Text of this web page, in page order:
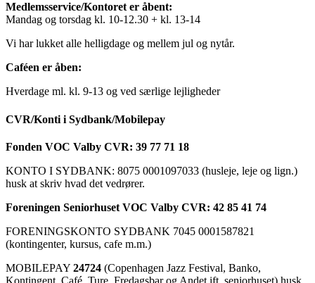
Medlemsservice/Kontoret er åbent:
Mandag og torsdag kl. 10-12.30 + kl. 13-14
Vi har lukket alle helligdage og mellem jul og nytår.
Caféen er åben:
Hverdage ml. kl. 9-13 og ved særlige lejligheder
CVR/Konti i Sydbank/Mobilepay
Fonden VOC Valby CVR: 39 77 71 18
KONTO I SYDBANK: 8075 0001097033 (husleje, leje og lign.)
husk at skriv hvad det vedrører.
Foreningen Seniorhuset VOC Valby CVR: 42 85 41 74
FORENINGSKONTO SYDBANK 7045 0001587821
(kontingenter, kursus, cafe m.m.)
MOBILEPAY 24724 (Copenhagen Jazz Festival, Banko,
Kontingent, Café, Ture, Fredagsbar og Andet ift. seniorhuset) husk